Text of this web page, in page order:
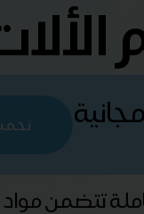
تتضمن